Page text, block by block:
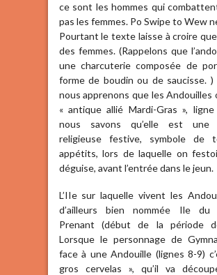
ce sont les hommes qui
pas les femmes. Po Swipe to Wew
Pourtant le texte laisse à croire
des femmes. (Rappelons que
une charcuterie composée de
forme de boudin ou de saucisse. )
nous apprenons que les Andouilles
« antique allié Mardi-Gras »,
nous savons qu’elle est une
religieuse festive, symbole de
appétits, lors de laquelle on
déguise, avant l’entrée dans le jeun.
L’IIe sur laquelle vivent les
d’ailleurs bien nommée Ile du
Prenant (début de la période
Lorsque le personnage de
face à une Andouille (lignes 8-9)
gros cervelas », qu’il va